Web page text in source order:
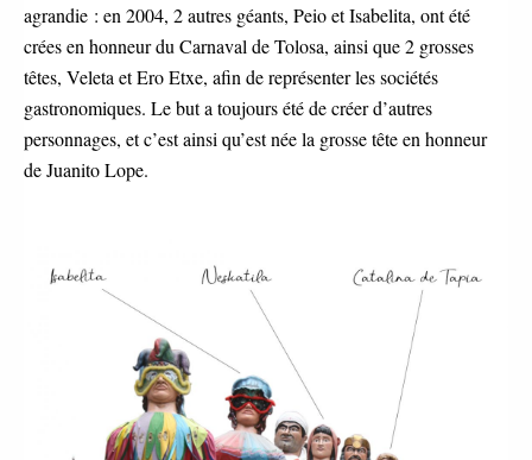
agrandie : en 2004, 2 autres géants, Peio et Isabelita, ont été
crées en honneur du Carnaval de Tolosa, ainsi que 2 grosses
têtes, Veleta et Ero Etxe, afin de représenter les sociétés
gastronomiques. Le but a toujours été de créer d’autres
personnages, et c’est ainsi qu’est née la grosse tête en honneur
de Juanito Lope.